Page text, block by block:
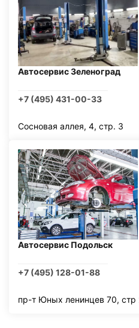
Автосервис Зеленоград
+7 (495) 431-00-33
Сосновая аллея, 4, стр. 3
Автосервис Подольск
+7 (495) 128-01-88
пр-т Юных ленинцев 70, стр